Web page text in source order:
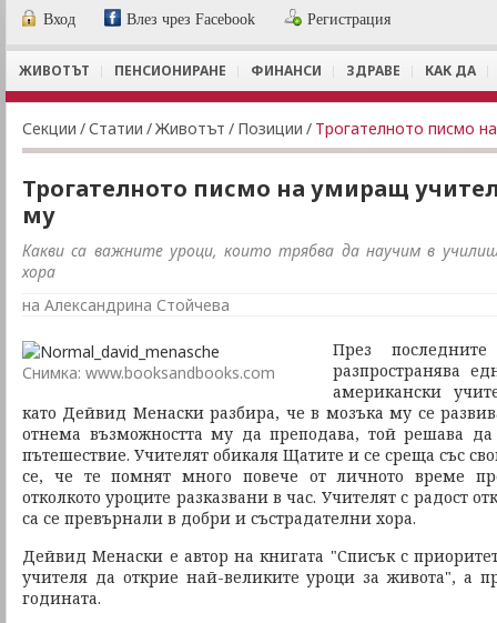
Вход Влез чрез Facebook Регистрация
ЖИВОТЪТ ПЕНСИОНИРАНЕ ФИНАНСИ ЗДРАВЕ КАК ДА
Секции /Статии /Животът / Позиции / Трогателното писмо
Трогателното писмо на умиращ
му
Какви са важните уроци, които трябва да научим в
хора
на Александрина Стойчева
Снимка: www.booksandbooks.com
През
разпространява
американски
като Дейвид Менаски разбира, че в мозъка му се
отнема възможността му да преподава, той решава
пътешествие. Учителят обикаля Щатите и се среща със
се, че те помнят много повече от личното време
отколкото уроците разказвани в час. Учителят с радост
са се превърнали в добри и състрадателни хора.
Дейвид Менаски е автор на книгата "Списък с
учителя да открие най-великите уроци за живота", а
годината.